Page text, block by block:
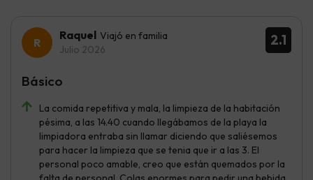
2.1
Raquel Viajó en familia
Julio 2026
La comida repetitiva y mala, la limpieza de la habitación
pésima, a las 14.40 cuando llegábamos de la playa la
limpiadora entraba sin llamar diciendo que saliésemos
para hacer la limpieza que se tenia que ir a las 3. El
personal poco amable, creo que están quemados por la
Básico